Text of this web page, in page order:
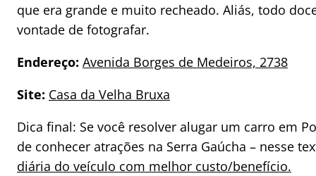
que era grande e muito recheado. Aliás, todo
vontade de fotografar.
Endereço: Avenida Borges de Medeiros, 2738
Site: Casa da Velha Bruxa
Dica final: Se você resolver alugar um carro em
de conhecer atrações na Serra Gaúcha – nesse
diária do veículo com melhor custo/benefício.